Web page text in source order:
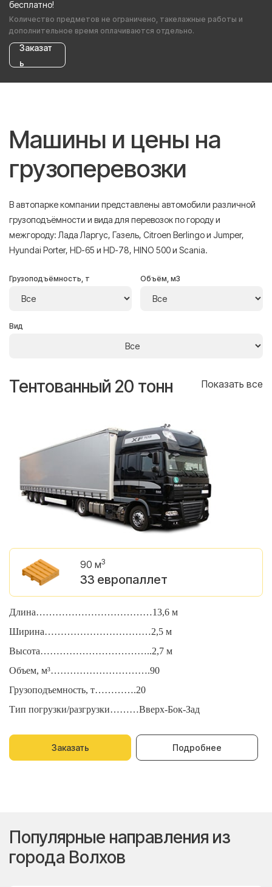
бесплатно!
Количество предметов не ограничено, такелажные работы и
дополнительное время оплачиваются отдельно.
Заказат
ь
Машины и цены на
грузоперевозки
В автопарке компании представлены автомобили различной
грузоподъёмности и вида для перевозок по городу и
межгороду: Лада Ларгус, Газель, Citroen Berlingo и Jumper,
Hyundai Porter, HD-65 и HD-78, HINO 500 и Scania.
Грузоподъёмность, т Объём, м3
Вид
Тентованный 20 тонн Показать все
90 м3
33 европаллет
Длина………………………………13,6 м
Ширина……………………………2,5 м
Высота……………………………..2,7 м
Объем, м³………………………….90
Грузоподъемность, т………….20
Тип погрузки/разгрузки………Вверх-Бок-Зад
Заказать Подробнее
Популярные направления из
города Волхов